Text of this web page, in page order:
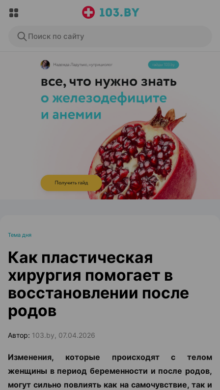
Поиск по сайту
ЭФФЕКТИВНАЯ РЕКЛАМА НА САЙТЕ
Тема дня
Как пластическая
хирургия помогает в
восстановлении после
родов
Автор: 103.by, 07.04.2026
Изменения, которые происходят с телом
женщины в период беременности и после родов,
могут сильно повлиять как на самочувствие, так и